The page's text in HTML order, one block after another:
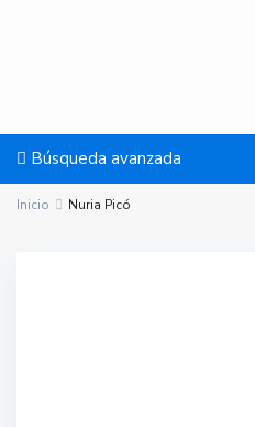
Búsqueda avanzada
Inicio Nuria Picó